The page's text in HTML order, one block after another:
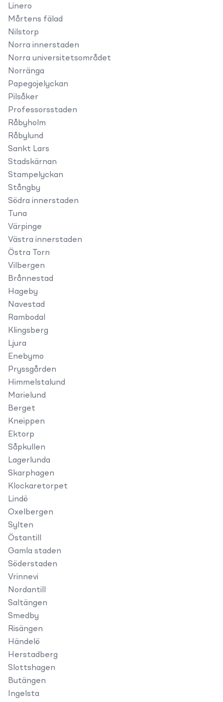
Linero
Mårtens fälad
Nilstorp
Norra innerstaden
Norra universitetsområdet
Norränga
Papegojelyckan
Pilsåker
Professorsstaden
Råbyholm
Råbylund
Sankt Lars
Stadskärnan
Stampelyckan
Stångby
Södra innerstaden
Tuna
Värpinge
Västra innerstaden
Östra Torn
Vilbergen
Brånnestad
Hageby
Navestad
Rambodal
Klingsberg
Ljura
Enebymo
Pryssgården
Himmelstalund
Marielund
Berget
Kneippen
Ektorp
Såpkullen
Lagerlunda
Skarphagen
Klockaretorpet
Lindö
Oxelbergen
Sylten
Östantill
Gamla staden
Söderstaden
Vrinnevi
Nordantill
Saltängen
Smedby
Risängen
Händelö
Herstadberg
Slottshagen
Butängen
Ingelsta